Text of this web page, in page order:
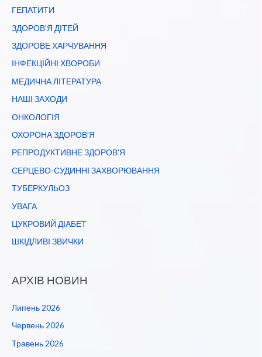
ГЕПАТИТИ
ЗДОРОВ'Я ДІТЕЙ
ЗДОРОВЕ ХАРЧУВАННЯ
ІНФЕКЦІЙНІ ХВОРОБИ
МЕДИЧНА ЛІТЕРАТУРА
НАШІ ЗАХОДИ
ОНКОЛОГІЯ
ОХОРОНА ЗДОРОВ'Я
РЕПРОДУКТИВНЕ ЗДОРОВ'Я
СЕРЦЕВО-СУДИННІ ЗАХВОРЮВАННЯ
ТУБЕРКУЛЬОЗ
УВАГА
ЦУКРОВИЙ ДІАБЕТ
ШКІДЛИВІ ЗВИЧКИ
АРХІВ НОВИН
Липень 2026
Червень 2026
Травень 2026